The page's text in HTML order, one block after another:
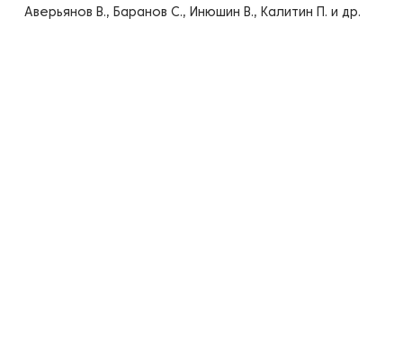
Аверьянов В., Баранов С., Инюшин В., Калитин П. и др.